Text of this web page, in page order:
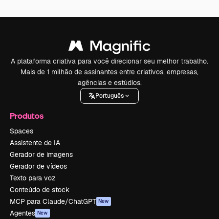
A plataforma criativa para você direcionar seu melhor trabalho.
Mais de 1 milhão de assinantes entre criativos, empresas,
agências e estúdios.
Português
Produtos
Spaces
Assistente de IA
Gerador de imagens
Gerador de vídeos
Texto para voz
Conteúdo de stock
MCP para Claude/ChatGPT New
Agentes New